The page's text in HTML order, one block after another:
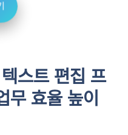
스트 편집 프
무 효율 높이